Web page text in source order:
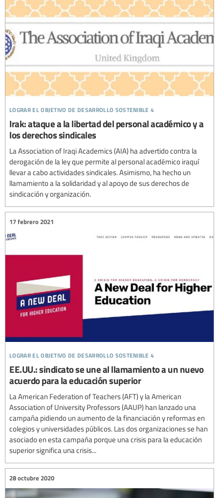
lograr el objetivo de desarrollo sostenible 4
Irak: ataque a la libertad del personal académico y a
los derechos sindicales
La Association of Iraqi Academics (AIA) ha advertido contra la
derogación de la ley que permite al personal académico iraquí
llevar a cabo actividades sindicales. Asimismo, ha hecho un
llamamiento a la solidaridad y al apoyo de sus derechos de
sindicación y organización.
lograr el objetivo de desarrollo sostenible 4
17 febrero 2021
EE.UU.: sindicato se une al llamamiento a un nuevo
acuerdo para la educación superior
La American Federation of Teachers (AFT) y la American
Association of University Professors (AAUP) han lanzado una
campaña pidiendo un aumento de la financiación y reformas en
colegios y universidades públicos. Las dos organizaciones se han
asociado en esta campaña porque una crisis para la educación
superior significa una crisis...
28 octubre 2020